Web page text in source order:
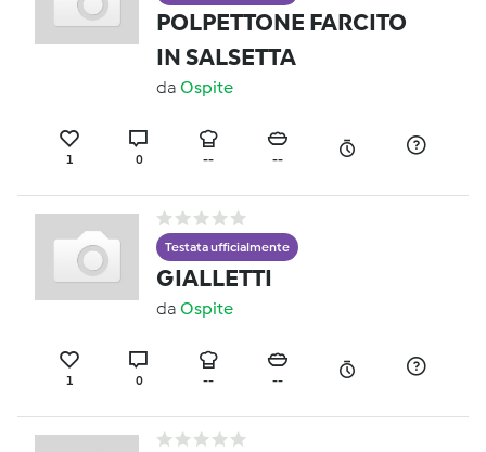
POLPETTONE FARCITO
IN SALSETTA
da Ospite
1 0 -- --
Testata ufficialmente
GIALLETTI
da Ospite
1 0 -- --